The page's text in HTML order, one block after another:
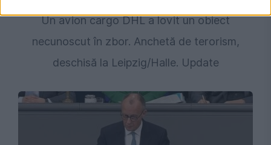
Un avion cargo DHL a lovit un obiect
necunoscut în zbor. Anchetă de terorism,
deschisă la Leipzig/Halle. Update